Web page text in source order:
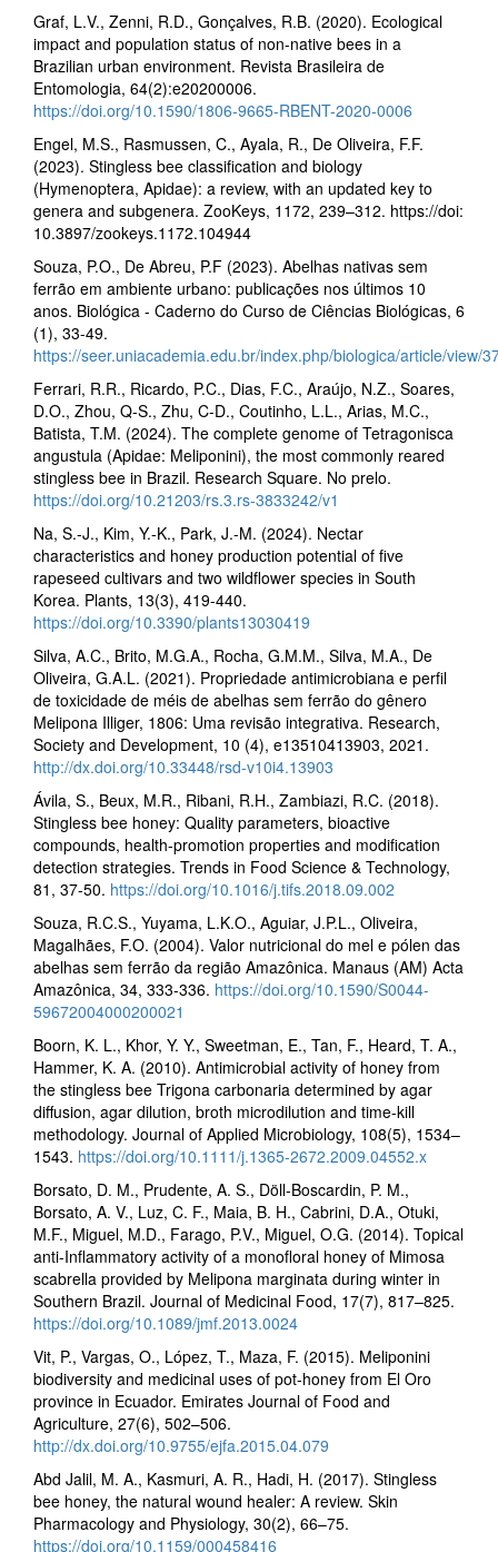
Graf, L.V., Zenni, R.D., Gonçalves, R.B. (2020). Ecological
impact and population status of non-native bees in a
Brazilian urban environment. Revista Brasileira de
Entomologia, 64(2):e20200006.
https://doi.org/10.1590/1806-9665-RBENT-2020-0006
Engel, M.S., Rasmussen, C., Ayala, R., De Oliveira, F.F.
(2023). Stingless bee classification and biology
(Hymenoptera, Apidae): a review, with an updated key to
genera and subgenera. ZooKeys, 1172, 239–312. https://doi:
10.3897/zookeys.1172.104944
Souza, P.O., De Abreu, P.F (2023). Abelhas nativas sem
ferrão em ambiente urbano: publicações nos últimos 10
anos. Biológica - Caderno do Curso de Ciências Biológicas, 6
(1), 33-49.
https://seer.uniacademia.edu.br/index.php/biologica/article/view/
Ferrari, R.R., Ricardo, P.C., Dias, F.C., Araújo, N.Z., Soares,
D.O., Zhou, Q-S., Zhu, C-D., Coutinho, L.L., Arias, M.C.,
Batista, T.M. (2024). The complete genome of Tetragonisca
angustula (Apidae: Meliponini), the most commonly reared
stingless bee in Brazil. Research Square. No prelo.
https://doi.org/10.21203/rs.3.rs-3833242/v1
Na, S.-J., Kim, Y.-K., Park, J.-M. (2024). Nectar
characteristics and honey production potential of five
rapeseed cultivars and two wildflower species in South
Korea. Plants, 13(3), 419-440.
https://doi.org/10.3390/plants13030419
Silva, A.C., Brito, M.G.A., Rocha, G.M.M., Silva, M.A., De
Oliveira, G.A.L. (2021). Propriedade antimicrobiana e perfil
de toxicidade de méis de abelhas sem ferrão do gênero
Melipona Illiger, 1806: Uma revisão integrativa. Research,
Society and Development, 10 (4), e13510413903, 2021.
http://dx.doi.org/10.33448/rsd-v10i4.13903
Ávila, S., Beux, M.R., Ribani, R.H., Zambiazi, R.C. (2018).
Stingless bee honey: Quality parameters, bioactive
compounds, health-promotion properties and modification
detection strategies. Trends in Food Science & Technology,
81, 37-50. https://doi.org/10.1016/j.tifs.2018.09.002
Souza, R.C.S., Yuyama, L.K.O., Aguiar, J.P.L., Oliveira,
Magalhães, F.O. (2004). Valor nutricional do mel e pólen das
abelhas sem ferrão da região Amazônica. Manaus (AM) Acta
Amazônica, 34, 333-336. https://doi.org/10.1590/S0044-
59672004000200021
Boorn, K. L., Khor, Y. Y., Sweetman, E., Tan, F., Heard, T. A.,
Hammer, K. A. (2010). Antimicrobial activity of honey from
the stingless bee Trigona carbonaria determined by agar
diffusion, agar dilution, broth microdilution and time-kill
methodology. Journal of Applied Microbiology, 108(5), 1534–
1543. https://doi.org/10.1111/j.1365-2672.2009.04552.x
Borsato, D. M., Prudente, A. S., Döll-Boscardin, P. M.,
Borsato, A. V., Luz, C. F., Maia, B. H., Cabrini, D.A., Otuki,
M.F., Miguel, M.D., Farago, P.V., Miguel, O.G. (2014). Topical
anti-Inflammatory activity of a monofloral honey of Mimosa
scabrella provided by Melipona marginata during winter in
Southern Brazil. Journal of Medicinal Food, 17(7), 817–825.
https://doi.org/10.1089/jmf.2013.0024
Vit, P., Vargas, O., López, T., Maza, F. (2015). Meliponini
biodiversity and medicinal uses of pot-honey from El Oro
province in Ecuador. Emirates Journal of Food and
Agriculture, 27(6), 502–506.
http://dx.doi.org/10.9755/ejfa.2015.04.079
Abd Jalil, M. A., Kasmuri, A. R., Hadi, H. (2017). Stingless
bee honey, the natural wound healer: A review. Skin
Pharmacology and Physiology, 30(2), 66–75.
https://doi.org/10.1159/000458416